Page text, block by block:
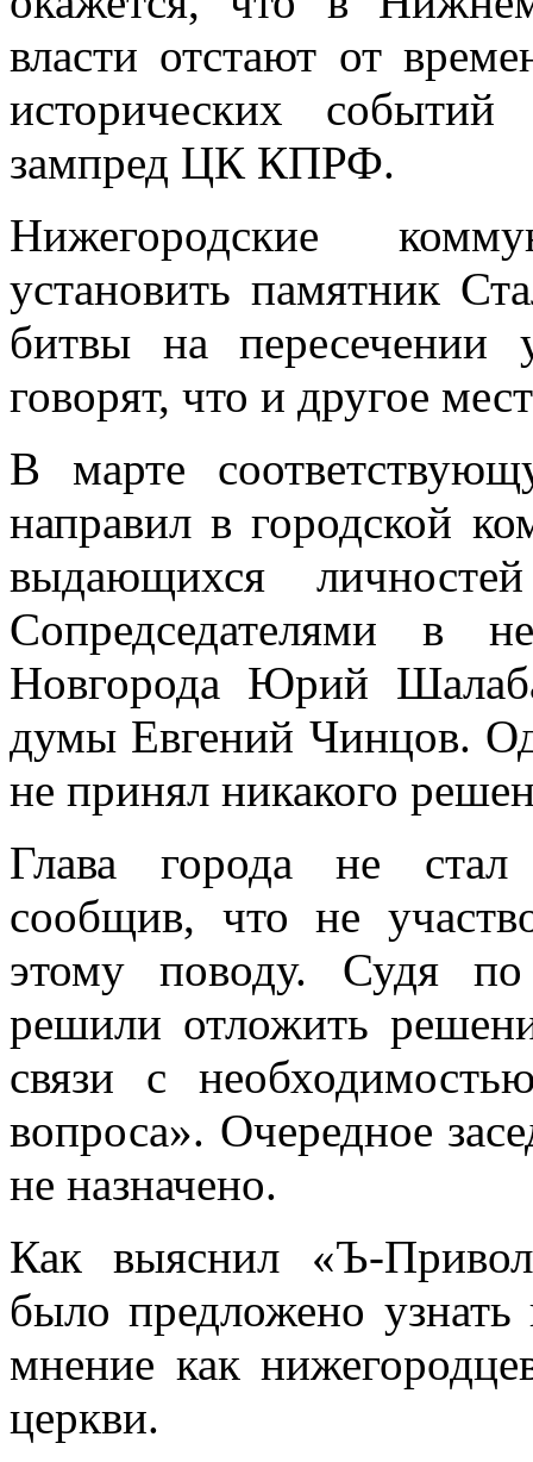
власти отстают от
исторических
зампред ЦК КПРФ.
Нижегородские
установить памятник
битвы на пересечении
говорят, что и другое
В марте
направил в городской
выдающихся
Сопредседателями в
Новгорода Юрий
думы Евгений Чинцов.
не принял никакого
Глава города не стал
сообщив, что не
этому поводу. Судя
решили отложить
связи с
вопроса». Очередное
не назначено.
Как выяснил «Ъ-
было предложено
мнение как
церкви.